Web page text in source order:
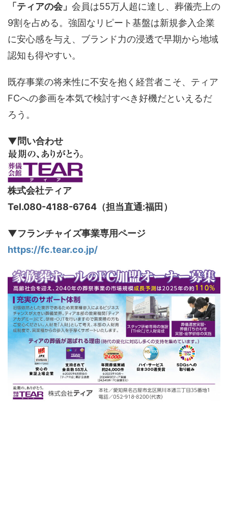
「ティアの会」 会員は55万人超に達し、葬儀売上の
9割を占める。強固なリピート基盤は新規参入企業
に安心感を与え、ブランド力の浸透で早期から地域
認知も得やすい。
既存事業の将来性に不安を抱く経営者こそ、ティア
FCへの参画を本気で検討すべき好機だといえるだ
ろう。
▼問い合わせ
株式会社ティア
Tel.080-4188-6764（担当直通:福田）
▼フランチャイズ事業専用ページ
https://fc.tear.co.jp/